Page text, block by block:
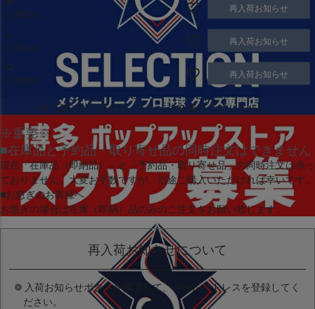
在庫切れ
再入荷お知らせ
L
在庫切れ
再入荷お知らせ
O
在庫切れ
再入荷お知らせ
申し訳ございません。ただいま在庫がございません。
※重要※
■在庫品と予約品・取り寄せ品の同時注文はできません
現在 「在庫品（即納品）」 と 「予約品・取り寄せ品」の同時注文は承っ
ておりません。大変お手数ですが、別途ご購入いただければ幸いです。
■お急ぎのお客様へ
お急ぎの場合は在庫（即納）品のみのご注文をお願い致します。
再入荷お知らせについて
入荷お知らせボタンを押下して、メールアドレスを登録してく
ださい。